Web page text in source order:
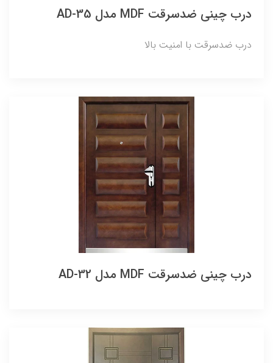
درب چینی ضدسرقت MDF مدل AD-35
درب ضدسرقت با امنیت بالا
درب چینی ضدسرقت MDF مدل AD-32